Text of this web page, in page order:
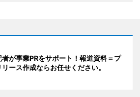
者が事業PRをサポート！報道資料＝プ
リース作成ならお任せください。